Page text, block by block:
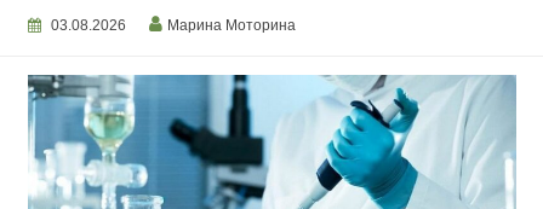
03.08.2026 Марина Моторина